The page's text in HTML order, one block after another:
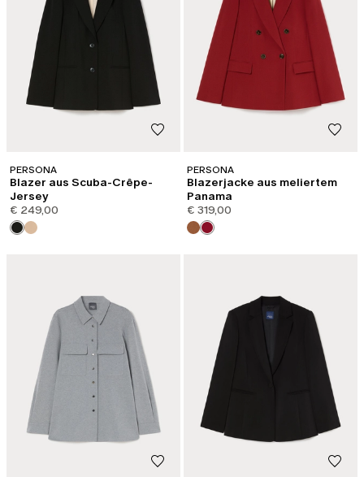
PERSONA
Blazer aus Scuba-Crêpe-
Jersey
€ 249,00
PERSONA
Blazerjacke aus meliertem
Panama
€ 319,00